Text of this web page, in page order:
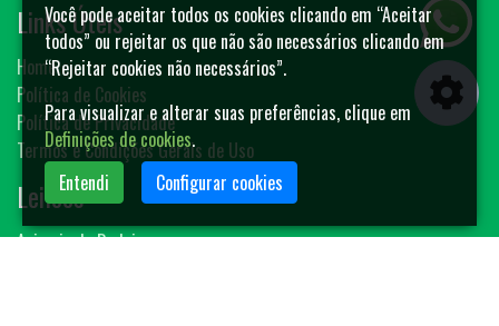
Links Úteis
Home
Política de Cookies
Política de Privacidade
Termos e Condições Gerais de Uso
Leilões
Animais de Rodeio
Você pode aceitar todos os cookies clicando em “Aceitar
todos” ou rejeitar os que não são necessários clicando em
“Rejeitar cookies não necessários”.
Para visualizar e alterar suas preferências, clique em
Definições de cookies.
Entendi
Configurar cookies